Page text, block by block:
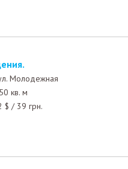
Молодежная
кв. м
$ / 39 грн.